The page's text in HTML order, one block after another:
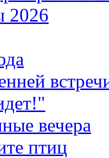
2026
вечера
птиц